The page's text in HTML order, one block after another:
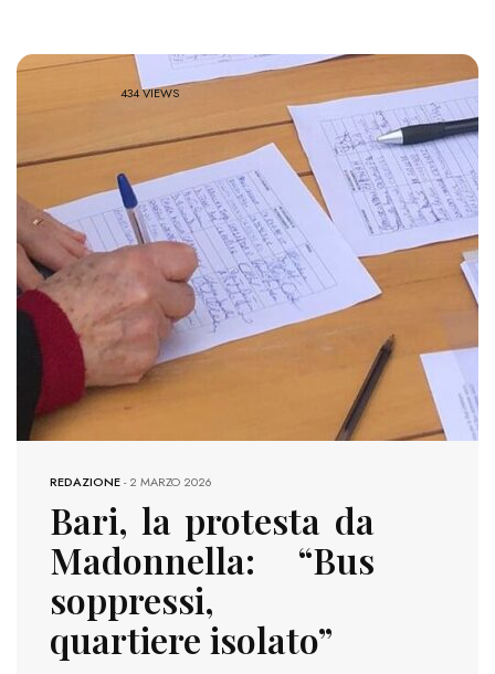
434 VIEWS
REDAZIONE-2 MARZO 2026
Bari, la protesta da
Madonnella: “Bus
soppressi,
quartiere isolato”